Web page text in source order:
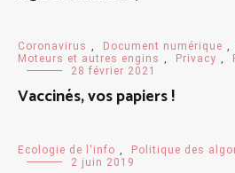
Coronavirus Document numérique
Moteurs et autres engins
Privacy
28 février 2021
Vaccinés, vos papiers !
Ecologie de l'info Politique des
2 juin 2019